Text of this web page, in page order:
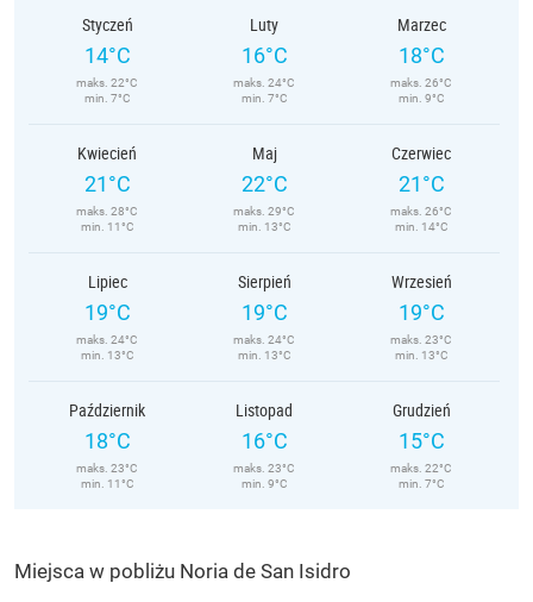
Styczeń
14°C
maks. 22°C
min. 7°C
Luty
16°C
maks. 24°C
min. 7°C
Marzec
18°C
maks. 26°C
min. 9°C
Kwiecień
21°C
maks. 28°C
min. 11°C
Maj
22°C
maks. 29°C
min. 13°C
Czerwiec
21°C
maks. 26°C
min. 14°C
Lipiec
19°C
maks. 24°C
min. 13°C
Sierpień
19°C
maks. 24°C
min. 13°C
Wrzesień
19°C
maks. 23°C
min. 13°C
Październik
18°C
maks. 23°C
min. 11°C
Listopad
16°C
maks. 23°C
min. 9°C
Grudzień
15°C
maks. 22°C
min. 7°C
Miejsca w pobliżu Noria de San Isidro